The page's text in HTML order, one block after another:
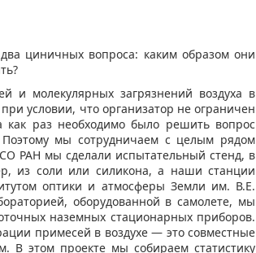
циничных вопроса: каким образом они
и молекулярных загрязнений воздуха в
условии, что организатор не ограничен
раз необходимо было решить вопрос
мы сотрудничаем с целым рядом
РАН мы сделали испытательный стенд, в
из соли или силикона, а наши станции
оптики и атмосферы Земли им. В.Е.
оборудованной в самолете, мы
наземных стационарных приборов.
примесей в воздухе — это совместные
В этом проекте мы собираем статистику